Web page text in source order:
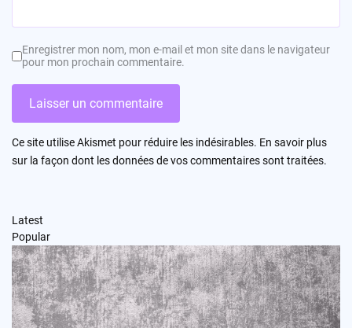
Enregistrer mon nom, mon e-mail et mon site dans le navigateur
pour mon prochain commentaire.
Ce site utilise Akismet pour réduire les indésirables. En savoir plus
sur la façon dont les données de vos commentaires sont traitées.
Latest
Popular